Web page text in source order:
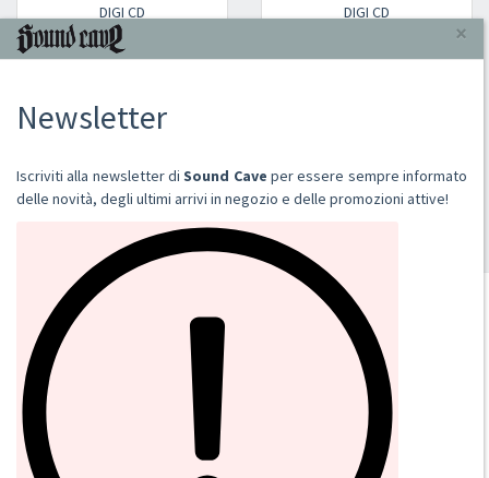
DIGI CD
€ 14,00
DIGI CD
« 1 2 3 4 5 »
prodotti, pagina 1 di 274
SOUND CAVE
02 36533634
orders@sound-cave.com
Sound Cave di Roberto Mammarella
Via Valparaiso 9